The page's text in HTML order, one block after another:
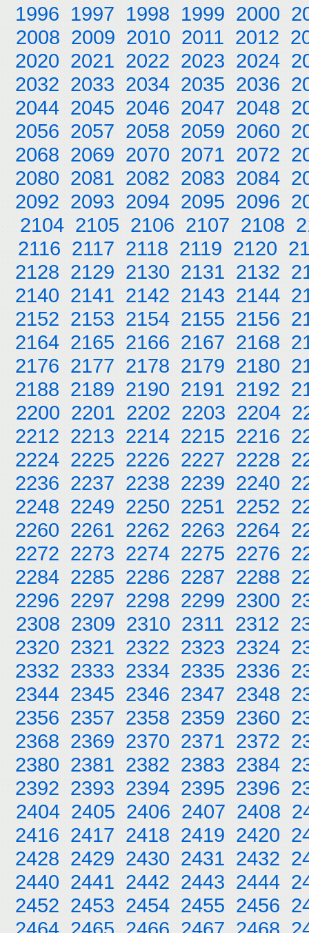
1996 1997 1998 1999 2000
2008 2009 2010 2011 2012
2020 2021 2022 2023 2024
2032 2033 2034 2035 2036
2044 2045 2046 2047 2048
2056 2057 2058 2059 2060
2068 2069 2070 2071 2072
2080 2081 2082 2083 2084
2092 2093 2094 2095 2096
2104 2105 2106 2107 2108
2116 2117 2118 2119 2120
2128 2129 2130 2131 2132
2140 2141 2142 2143 2144
2152 2153 2154 2155 2156
2164 2165 2166 2167 2168
2176 2177 2178 2179 2180
2188 2189 2190 2191 2192
2200 2201 2202 2203 2204
2212 2213 2214 2215 2216
2224 2225 2226 2227 2228
2236 2237 2238 2239 2240
2248 2249 2250 2251 2252
2260 2261 2262 2263 2264
2272 2273 2274 2275 2276
2284 2285 2286 2287 2288
2296 2297 2298 2299 2300
2308 2309 2310 2311 2312
2320 2321 2322 2323 2324
2332 2333 2334 2335 2336
2344 2345 2346 2347 2348
2356 2357 2358 2359 2360
2368 2369 2370 2371 2372
2380 2381 2382 2383 2384
2392 2393 2394 2395 2396
2404 2405 2406 2407 2408
2416 2417 2418 2419 2420
2428 2429 2430 2431 2432
2440 2441 2442 2443 2444
2452 2453 2454 2455 2456